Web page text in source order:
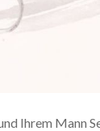
Ihrem Mann